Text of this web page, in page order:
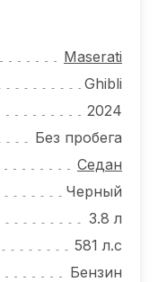
Maserati
Ghibli
2024
Без пробега
Седан
Черный
3.8 л
581 л.с
Бензин